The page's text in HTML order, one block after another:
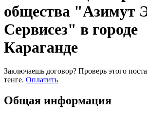
общества "Азимут
Сервисез" в городе
Караганде
Заключаешь договор? Проверь этого
тенге. Оплатить
Общая информация